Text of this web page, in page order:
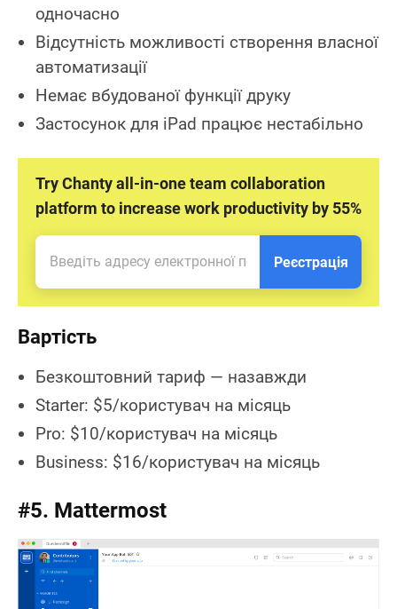
одночасно
Відсутність можливості створення власної
автоматизації
Немає вбудованої функції друку
Застосунок для iPad працює нестабільно
Try Chanty all-in-one team collaboration
platform to increase work productivity by 55%
Реєстрація
Вартість
Безкоштовний тариф — назавжди
Starter: $5/користувач на місяць
Pro: $10/користувач на місяць
Business: $16/користувач на місяць
#5. Mattermost